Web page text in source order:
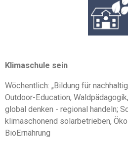
Klimaschule sein
Wöchentlich: „Bildung für
Outdoor-Education,
global denken - regional handeln;
klimaschonend solarbetrieben,
BioErnährung